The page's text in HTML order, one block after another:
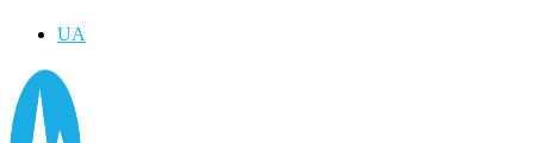
UA